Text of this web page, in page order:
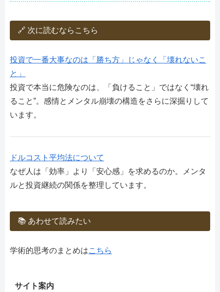
🔗 次に読むならこちら
投資で一番大事なのは「勝ち方」じゃなく「壊れないこ
と」
投資で本当に危険なのは、「負けること」ではなく“壊れ
ること”。感情とメンタル崩壊の構造をさらに深掘りして
います。
ドルコスト平均法について
なぜ人は「効率」より「安心感」を求めるのか。メンタ
ルと投資継続の関係を整理しています。
📚 あわせて読みたい
学術的思考のまとめはこちら
サイト案内